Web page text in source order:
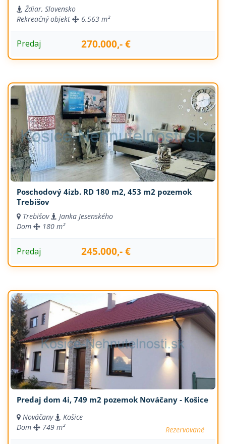
Ždiar, Slovensko
Rekreačný objekt
6.563 m²
Predaj 270.000,- €
Poschodový 4izb. RD 180 m2, 453 m2 pozemok
Trebišov
Trebišov
Janka Jesenského
Dom
180 m²
Predaj 245.000,- €
Predaj dom 4i, 749 m2 pozemok Nováčany - Košice
Nováčany
Košice
Dom
Rezervované
749 m²